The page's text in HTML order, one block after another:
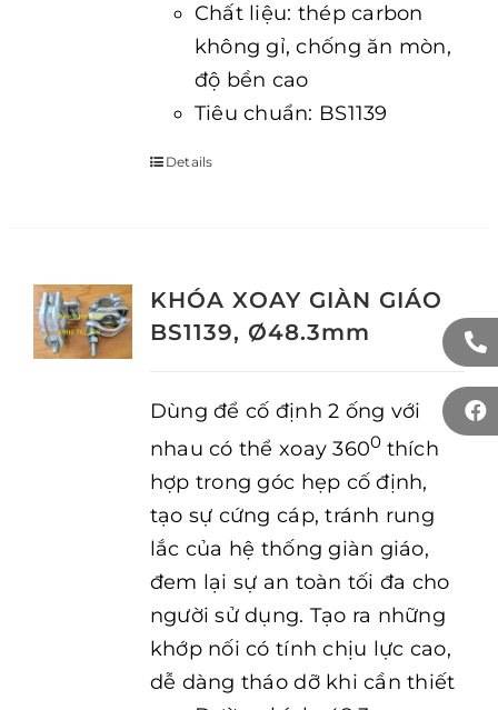
Chất liệu: thép carbon
không gỉ, chống ăn mòn,
độ bền cao
Tiêu chuẩn: BS1139
Details
KHÓA XOAY GIÀN GIÁO
BS1139, Ø48.3mm
Dùng để cố định 2 ống với
nhau có thể xoay 3600 thích
hợp trong góc hẹp cố định,
tạo sự cứng cáp, tránh rung
lắc của hệ thống giàn giáo,
đem lại sự an toàn tối đa cho
người sử dụng. Tạo ra những
khớp nối có tính chịu lực cao,
dễ dàng tháo dỡ khi cần thiết